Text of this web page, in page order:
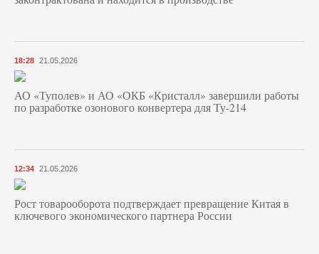
18:28 21.05.2026
АО «Туполев» и АО «ОКБ «Кристалл» завершили работы
по разработке озонового конвертера для Ту-214
12:34 21.05.2026
Рост товарооборота подтверждает превращение Китая в
ключевого экономического партнера России